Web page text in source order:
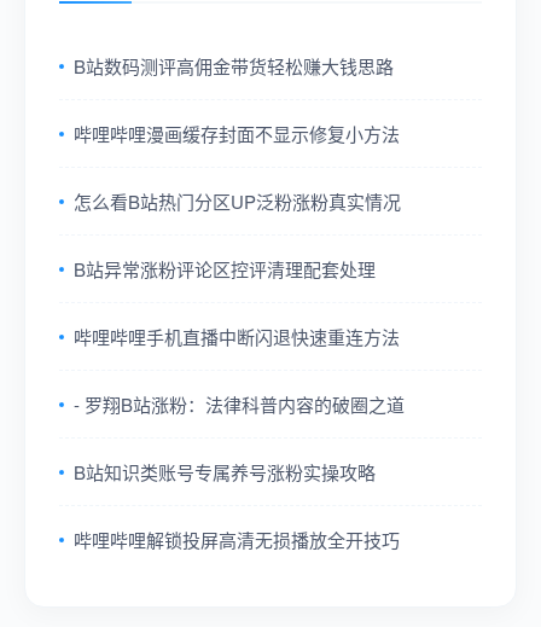
B站数码测评高佣金带货轻松赚大钱思路
哔哩哔哩漫画缓存封面不显示修复小方法
怎么看B站热门分区UP泛粉涨粉真实情况
B站异常涨粉评论区控评清理配套处理
哔哩哔哩手机直播中断闪退快速重连方法
- 罗翔B站涨粉：法律科普内容的破圈之道
B站知识类账号专属养号涨粉实操攻略
哔哩哔哩解锁投屏高清无损播放全开技巧